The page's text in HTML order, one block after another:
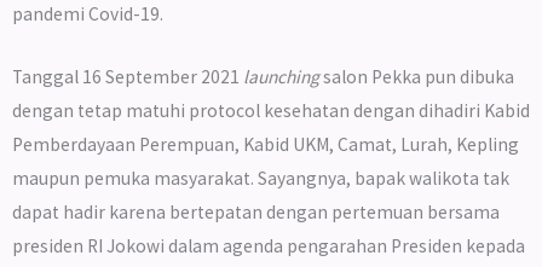
pandemi Covid-19.
Tanggal 16 September 2021 launchingsalon Pekka pun dibuka
dengan tetap matuhi protocol kesehatan dengan dihadiri Kabid
Pemberdayaan Perempuan, Kabid UKM, Camat, Lurah, Kepling
maupun pemuka masyarakat. Sayangnya, bapak walikota tak
dapat hadir karena bertepatan dengan pertemuan bersama
presiden RI Jokowi dalam agenda pengarahan Presiden kepada